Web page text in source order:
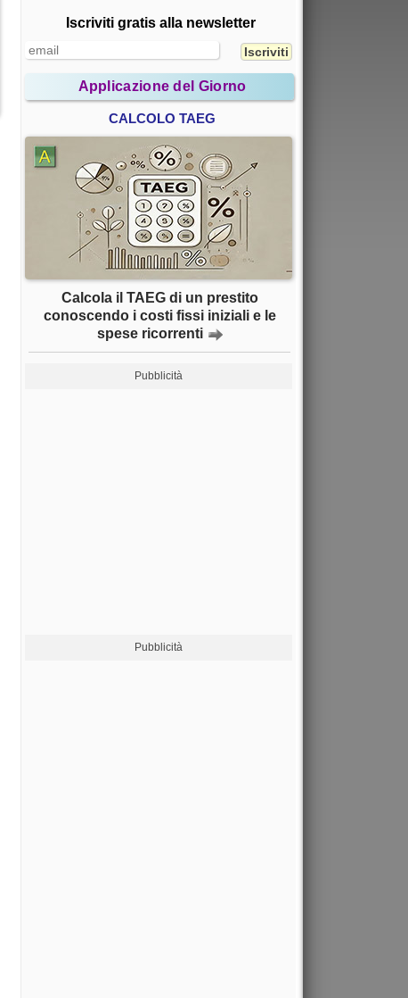
Iscriviti gratis alla newsletter
Applicazione del Giorno
CALCOLO TAEG
Calcola il TAEG di un prestito
conoscendo i costi fissi iniziali e le
spese ricorrenti
Pubblicità
Pubblicità